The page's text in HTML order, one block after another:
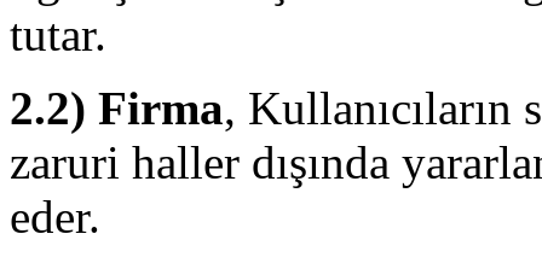
tutar.
2.2) Firma, Kullanıcıların
zaruri haller dışında
eder.